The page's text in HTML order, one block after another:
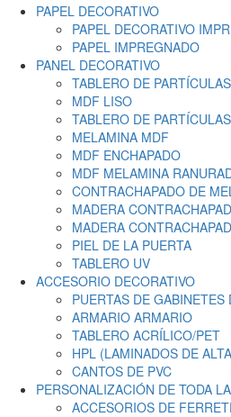
PAPEL DECORATIVO
PAPEL DECORATIVO
PAPEL IMPREGNADO
PANEL DECORATIVO
TABLERO DE
MDF LISO
TABLERO DE
MELAMINA MDF
MDF ENCHAPADO
MDF MELAMINA
CONTRACHAPADO DE
MADERA
MADERA
PIEL DE LA PUERTA
TABLERO UV
ACCESORIO DECORATIVO
PUERTAS DE
ARMARIO ARMARIO
TABLERO ACRÍLICO/PET
HPL (LAMINADOS DE
CANTOS DE PVC
PERSONALIZACIÓN DE TODA
ACCESORIOS DE